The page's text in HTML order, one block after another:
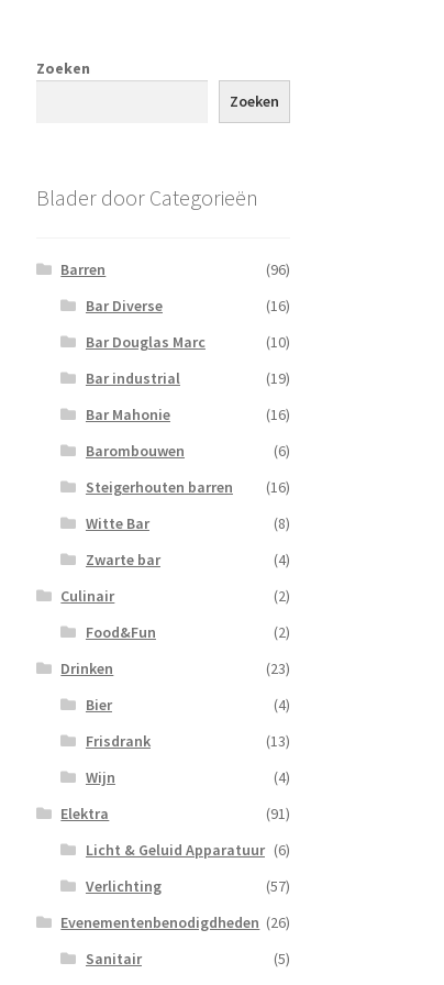
Zoeken
Zoeken
Blader door Categorieën
Barren
(96)
Bar Diverse
(16)
Bar Douglas Marc
(10)
Bar industrial
(19)
Bar Mahonie
(16)
Barombouwen
(6)
Steigerhouten barren
(16)
Witte Bar
(8)
Zwarte bar
(4)
Culinair
(2)
Food&Fun
(2)
Drinken
(23)
Bier
(4)
Frisdrank
(13)
Wijn
(4)
Elektra
(91)
Licht & Geluid Apparatuur (6)
Verlichting
(57)
Evenementenbenodigdheden (26)
Sanitair
(5)